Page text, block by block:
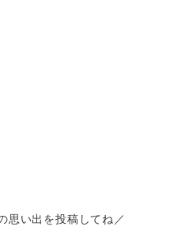
思い出を投稿してね／